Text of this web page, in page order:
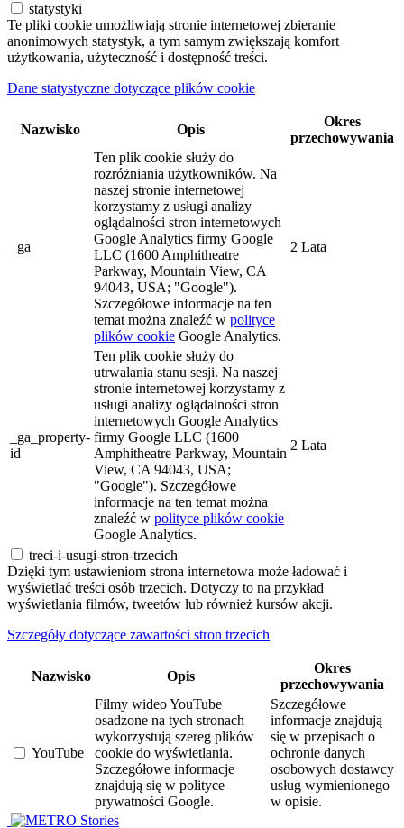
statystyki
Te pliki cookie umożliwiają stronie internetowej zbieranie
anonimowych statystyk, a tym samym zwiększają komfort
użytkowania, użyteczność i dostępność treści.
Dane statystyczne dotyczące plików cookie
Nazwisko Opis
Okres
przechowywania
_ga
Ten plik cookie służy do
rozróżniania użytkowników. Na
naszej stronie internetowej
korzystamy z usługi analizy
oglądalności stron internetowych
Google Analytics firmy Google
LLC (1600 Amphitheatre
Parkway, Mountain View, CA
94043, USA; "Google").
Szczegółowe informacje na ten
temat można znaleźć w polityce
plików cookie Google Analytics.
2 Lata
_ga_property-
id
Ten plik cookie służy do
utrwalania stanu sesji. Na naszej
stronie internetowej korzystamy z
usługi analizy oglądalności stron
internetowych Google Analytics
firmy Google LLC (1600
Amphitheatre Parkway, Mountain
View, CA 94043, USA;
"Google"). Szczegółowe
informacje na ten temat można
znaleźć w polityce plików cookie
Google Analytics.
2 Lata
treci-i-usugi-stron-trzecich
Dzięki tym ustawieniom strona internetowa może ładować i
wyświetlać treści osób trzecich. Dotyczy to na przykład
wyświetlania filmów, tweetów lub również kursów akcji.
Szczegóły dotyczące zawartości stron trzecich
Nazwisko Opis
Okres
przechowywania
YouTube
Filmy wideo YouTube
osadzone na tych stronach
wykorzystują szereg plików
cookie do wyświetlania.
Szczegółowe informacje
znajdują się w polityce
prywatności Google.
Szczegółowe
informacje znajdują
się w przepisach o
ochronie danych
osobowych dostawcy
usług wymienionego
w opisie.
Stories